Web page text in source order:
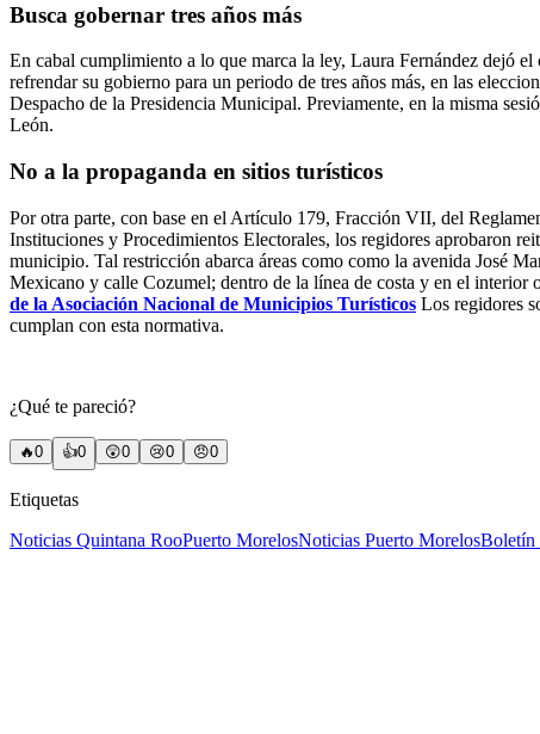
Busca gobernar tres años más
En cabal cumplimiento a lo que marca la ley, Laura Fernández dejó
refrendar su gobierno para un periodo de tres años más, en las
Despacho de la Presidencia Municipal. Previamente, en la misma
León.
No a la propaganda en sitios turísticos
Por otra parte, con base en el Artículo 179, Fracción VII, del
Instituciones y Procedimientos Electorales, los regidores aprobaron
municipio. Tal restricción abarca áreas como como la avenida José
Mexicano y calle Cozumel; dentro de la línea de costa y en el interior
de la Asociación Nacional de Municipios Turísticos Los regidores
cumplan con esta normativa.
¿Qué te pareció?
🔥0 👍0 😲0 😢0 😠0
Etiquetas
Noticias Quintana RooPuerto MorelosNoticias Puerto MorelosBoletín